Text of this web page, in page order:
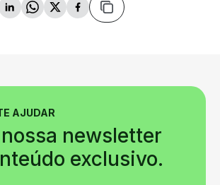
AJUDAR
newsletter
exclusivo.